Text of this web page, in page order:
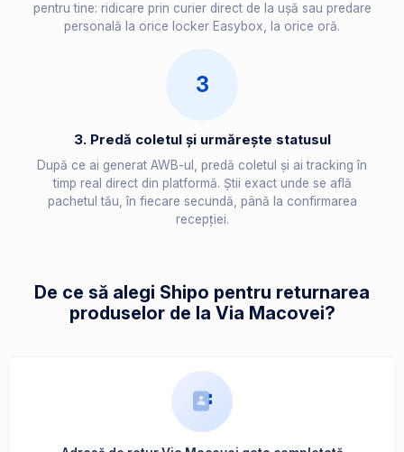
pentru tine: ridicare prin curier direct de la ușă sau predare
personală la orice locker Easybox, la orice oră.
3
3. Predă coletul și urmărește statusul
După ce ai generat AWB-ul, predă coletul și ai tracking în
timp real direct din platformă. Știi exact unde se află
pachetul tău, în fiecare secundă, până la confirmarea
recepției.
De ce să alegi Shipo pentru returnarea
produselor de la Via Macovei?